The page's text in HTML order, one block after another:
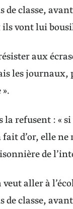
classe,
ils vont lui
aux
les journaux,
refusent : « si
d’or, elle ne
de
aller à
classe,